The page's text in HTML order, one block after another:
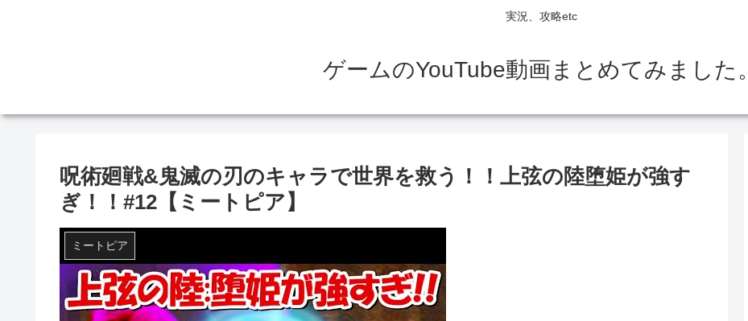
実況、攻略etc
ゲームのYouTube動画まとめてみました。
呪術廻戦&鬼滅の刃のキャラで世界を救う！！上弦の陸堕姫が強す
ぎ！！#12【ミートピア】
ミートピア